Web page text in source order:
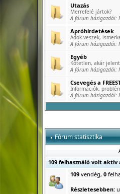
Utazás
Merrefelé jártok?
A fórum házigazdái:
Apróhirdetések
Adok-veszek,
A fórum házigazdái:
Egyéb
Kötetlen, akár
A fórum házigazdái:
Csevegés a
Információk,
A fórum házigazdái:
Fórum statisztika
109 felhasználó volt aktív
109vendég, 0
Részletesebben: